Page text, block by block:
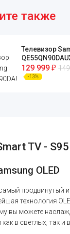
также
Телевизор
129 999 ₽
-13%
TV -
OLED
продвинутый
технология
вы можете
в светлых, так